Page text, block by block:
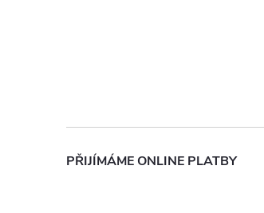
PŘIJÍMÁME ONLINE PLATBY